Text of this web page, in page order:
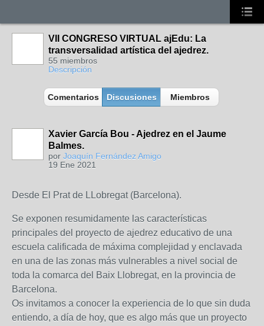
VII CONGRESO VIRTUAL ajEdu: La
transversalidad artística del ajedrez.
55 miembros
Descripción
Comentarios Discusiones Miembros
Xavier García Bou - Ajedrez en el Jaume
Balmes.
por Joaquín Fernández Amigo
19 Ene 2021
Desde El Prat de LLobregat (Barcelona).
Se exponen resumidamente las características
principales del proyecto de ajedrez educativo de una
escuela calificada de máxima complejidad y enclavada
en una de las zonas más vulnerables a nivel social de
toda la comarca del Baix Llobregat, en la provincia de
Barcelona.
Os invitamos a conocer la experiencia de lo que sin duda
entiendo, a día de hoy, que es algo más que un proyecto